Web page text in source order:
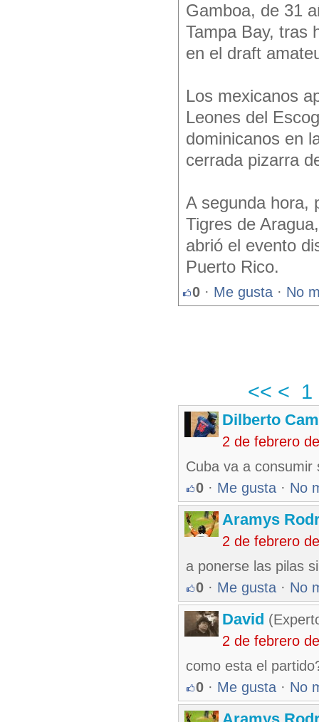
Gamboa, de 31
Tampa Bay, tras
en el draft
Los mexicanos
Leones del
dominicanos en
cerrada pizarra
A segunda hora,
Tigres de
abrió el evento
Puerto Rico.
0 · Me gusta · No
<< < 1
Dilberto
2 de febrero
Cuba va a
0 · Me gusta · No
Aramys
2 de febrero
a ponerse las pilas
0 · Me gusta · No
David
2 de febrero
como esta el
0 · Me gusta · No